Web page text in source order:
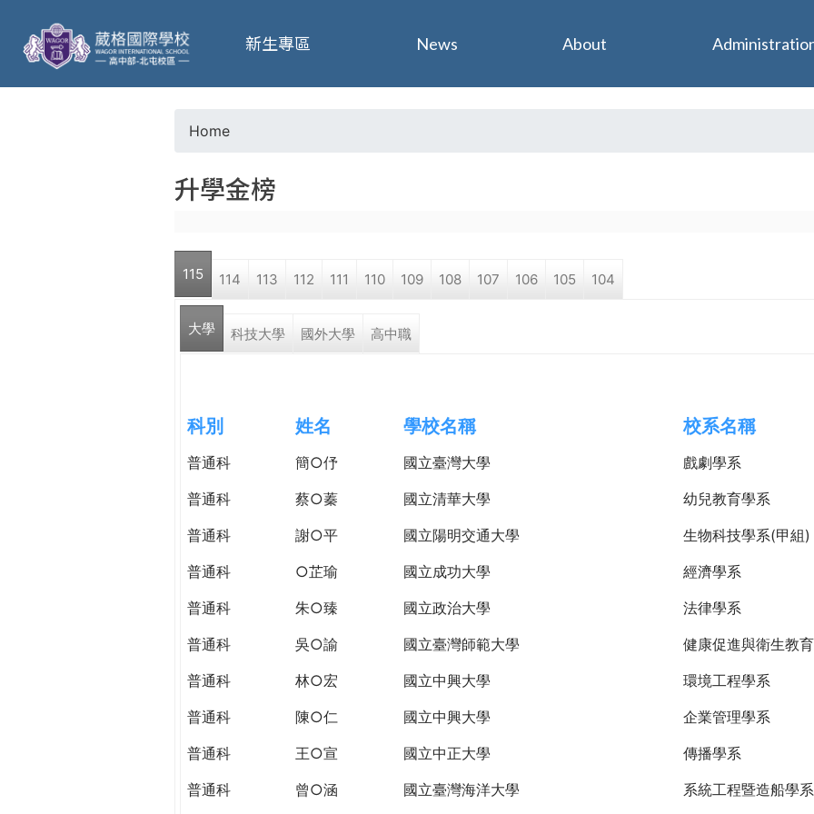
葳
格
o
u
a
r
h
e
r
Home
升學金榜
115 114 113 112 111 110 109 108 107 106 105 104
大學 科技大學 國外大學 高中職
科別 姓名 學校名稱 校系名稱
普通科 簡○伃 國立臺灣大學
戲劇學系
普通科
蔡○蓁 國立清華大學
幼兒教育學系
普通科
謝○平 國立陽明交通大學
生物科技學系(甲組)
普通科
○芷瑜 國立成功大學
經濟學系
普通科
朱○臻 國立政治大學
法律學系
普通科
吳○諭 國立臺灣師範大學
健康促進與衛生教
普通科
林○宏 國立中興大學
環境工程學系
普通科
陳○仁 國立中興大學
企業管理學系
普通科
王○宣 國立中正大學
傳播學系
普通科
曾○涵 國立臺灣海洋大學 系統工程暨造船學系
新生專區 News About